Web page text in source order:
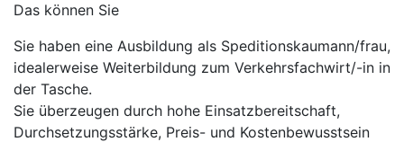
Das können Sie
Sie haben eine Ausbildung als Speditionskaumann/frau,
idealerweise Weiterbildung zum Verkehrsfachwirt/-in in
der Tasche.
Sie überzeugen durch hohe Einsatzbereitschaft,
Durchsetzungsstärke, Preis- und Kostenbewusstsein